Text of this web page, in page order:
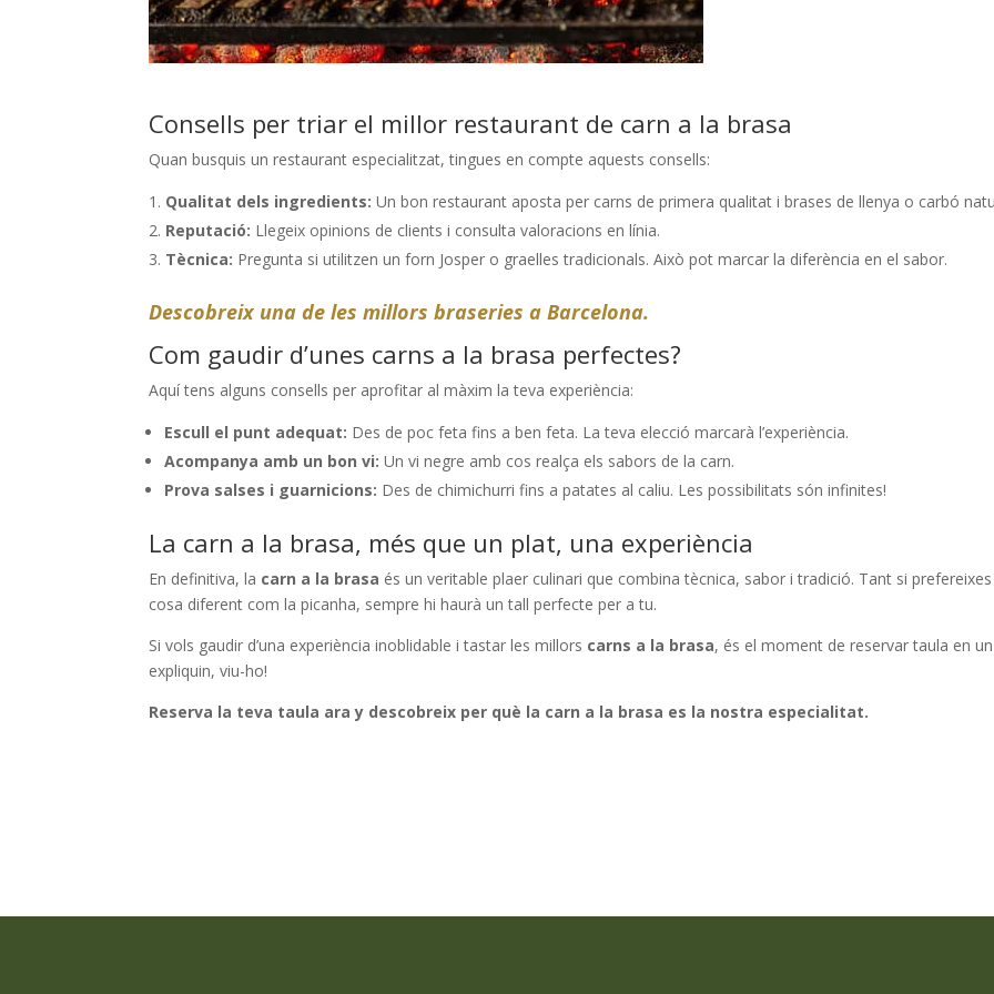
Consells per triar el millor restaurant de carn a la brasa
Quan busquis un restaurant especialitzat, tingues en compte aquests consells:
Qualitat dels ingredients: Un bon restaurant aposta per carns de primera qualitat i brases de llenya o carbó
Reputació: Llegeix opinions de clients i consulta valoracions en línia.
Tècnica: Pregunta si utilitzen un forn Josper o graelles tradicionals. Això pot marcar la diferència en el sabor.
Descobreix una de les millors braseries a Barcelona.
Com gaudir d’unes carns a la brasa perfectes?
Aquí tens alguns consells per aprofitar al màxim la teva experiència:
Escull el punt adequat: Des de poc feta fins a ben feta. La teva elecció marcarà l’experiència.
Acompanya amb un bon vi: Un vi negre amb cos realça els sabors de la carn.
Prova salses i guarnicions: Des de chimichurri fins a patates al caliu. Les possibilitats són infinites!
La carn a la brasa, més que un plat, una experiència
En definitiva, la carn a la brasa és un veritable plaer culinari que combina tècnica, sabor i tradició. Tant si
cosa diferent com la picanha, sempre hi haurà un tall perfecte per a tu.
Si vols gaudir d’una experiència inoblidable i tastar les millors carns a la brasa, és el moment de reservar taula en
expliquin, viu-ho!
Reserva la teva taula ara y descobreix per què la carn a la brasa es la nostra especialitat.